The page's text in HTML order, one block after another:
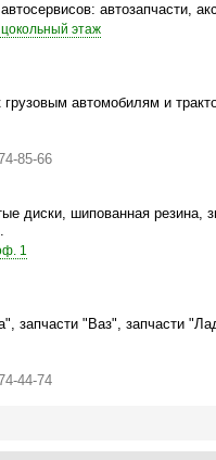
автозапчасти,
этаж
автомобилям и
85-66
диски, шипованная резина,
1
запчасти "Ваз", запчасти
44-74